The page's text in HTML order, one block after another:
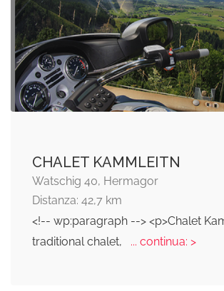
CHALET KAMMLEITN
Watschig 40, Hermagor
Distanza: 42,7 km
<!-- wp:paragraph --> <p>Chalet
traditional chalet,
... continua: >